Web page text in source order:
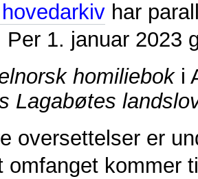
har
Per 1. januar 2023
homilieboki
Lagabøtes
oversettelser er
omfanget kommer